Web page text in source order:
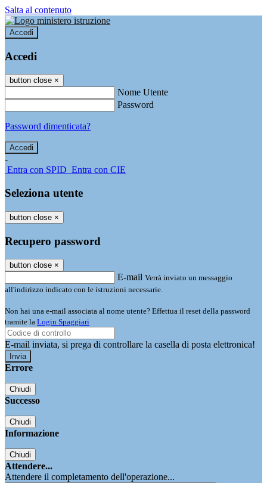
Salta al contenuto
Accedi
Accedi
button close ×
Nome Utente
Password
Password dimenticata?
-
Entra con SPID Entra con CIE
Seleziona utente
button close ×
Recupero password
button close ×
E-mail Verrà inviato un messaggio
all'indirizzo indicato con le istruzioni necessarie.
Non hai una e-mail associata al nome utente? Effettua il reset della password
tramite la Login Spaggiari
E-mail inviata, si prega di controllare la casella di posta elettronica!
Errore
Chiudi
Successo
Chiudi
Informazione
Chiudi
Attendere...
Attendere il completamento dell'operazione...